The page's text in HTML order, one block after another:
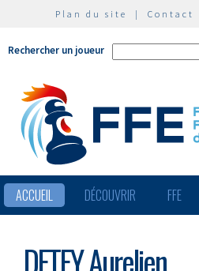
Plan du site | Contact
Rechercher un joueur
ACCUEIL DÉCOUVRIR FFE
DETEY Aurelien